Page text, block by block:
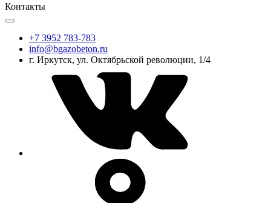
Контакты
+7 3952 783-783
info@bgazobeton.ru
г. Иркутск, ул. Октябрьской революции, 1/4